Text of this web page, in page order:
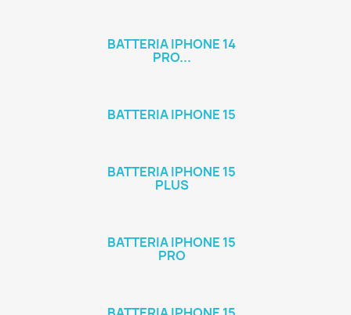
BATTERIA IPHONE 14
PRO...
BATTERIA IPHONE 15
BATTERIA IPHONE 15
PLUS
BATTERIA IPHONE 15
PRO